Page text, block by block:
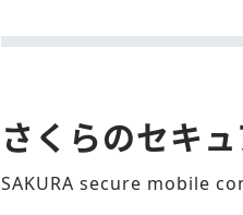
さくらのセキ
SAKURA secure mobile